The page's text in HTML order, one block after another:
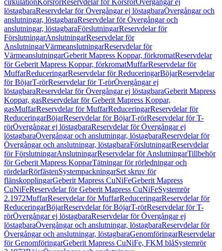
cirkulationKorsrörReservdelar för KorsrörÖvergångar ej
löstagbaraReservdelar för Övergångar ej löstagbaraÖvergångar och
anslutningar, löstagbaraReservdelar för Övergångar och
anslutningar, löstagbaraFörslutningarReservdelar för
FörslutningarAnslutningarReservdelar för
AnslutningarVärmeanslutningarReservdelar för
VärmeanslutningarGeberit Mapress Koppar, förkromatReservdelar
för Geberit Mapress Koppar, förkromatMuffarReservdelar för
MuffarReduceringarReservdelar för ReduceringarBöjarReservdelar
för BöjarT-rörReservdelar för T-rörÖvergångar ej
löstagbaraReservdelar för Övergångar ej löstagbaraGeberit Mapress
Koppar, gasReservdelar för Geberit Mapress Koppar,
gasMuffarReservdelar för MuffarReduceringarReservdelar för
ReduceringarBöjarReservdelar för BöjarT-rörReservdelar för T-
rörÖvergångar ej löstagbaraReservdelar för Övergångar ej
löstagbaraÖvergångar och anslutningar, löstagbaraReservdelar för
Övergångar och anslutningar, löstagbaraFörslutningarReservdelar
för FörslutningarAnslutningarReservdelar för AnslutningarTillbehör
för Geberit Mapress KopparTätningar för rörledningar och
rördelarRörfästenSystempackningarSet skruv för
flänskopplingarGeberit Mapress CuNiFeGeberit Mapress
CuNiFeReservdelar för Geberit Mapress CuNiFeSystemrör
2.1972MuffarReservdelar för MuffarReduceringarReservdelar för
ReduceringarBöjarReservdelar för BöjarT-rörReservdelar för T-
rörÖvergångar ej löstagbaraReservdelar för Övergångar ej
löstagbaraÖvergångar och anslutningar, löstagbaraReservdelar för
Övergångar och anslutningar, löstagbaraGenomföringarReservdelar
för GenomföringarGeberit Mapress CuNiFe, FKM blåSystemrör